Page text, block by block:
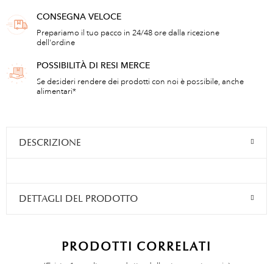
CONSEGNA VELOCE
Prepariamo il tuo pacco in 24/48 ore dalla ricezione
dell'ordine
POSSIBILITÀ DI RESI MERCE
Se desideri rendere dei prodotti con noi è possibile, anche
alimentari*
DESCRIZIONE
DETTAGLI DEL PRODOTTO
PRODOTTI CORRELATI